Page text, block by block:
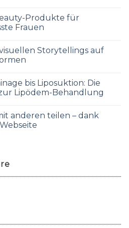
Produkte für
Frauen
Storytellings auf
bis Liposuktion: Die
Lipödem-Behandlung
anderen teilen – dank